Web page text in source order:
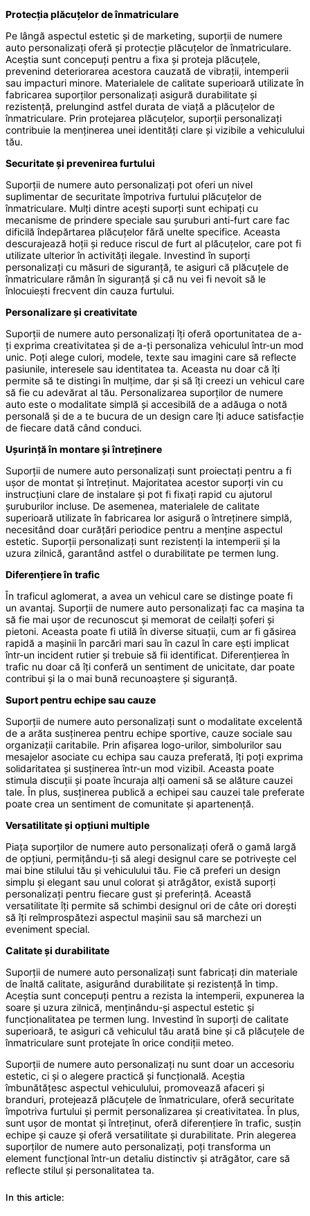
Protecția plăcuțelor de înmatriculare
Pe lângă aspectul estetic și de marketing, suporții de numere
auto personalizați oferă și protecție plăcuțelor de înmatriculare.
Aceștia sunt concepuți pentru a fixa și proteja plăcuțele,
prevenind deteriorarea acestora cauzată de vibrații, intemperii
sau impacturi minore. Materialele de calitate superioară utilizate în
fabricarea suporților personalizați asigură durabilitate și
rezistență, prelungind astfel durata de viață a plăcuțelor de
înmatriculare. Prin protejarea plăcuțelor, suporții personalizați
contribuie la menținerea unei identități clare și vizibile a vehiculului
tău.
Securitate și prevenirea furtului
Suporții de numere auto personalizați pot oferi un nivel
suplimentar de securitate împotriva furtului plăcuțelor de
înmatriculare. Mulți dintre acești suporți sunt echipați cu
mecanisme de prindere speciale sau șuruburi anti-furt care fac
dificilă îndepărtarea plăcuțelor fără unelte specifice. Aceasta
descurajează hoții și reduce riscul de furt al plăcuțelor, care pot fi
utilizate ulterior în activități ilegale. Investind în suporți
personalizați cu măsuri de siguranță, te asiguri că plăcuțele de
înmatriculare rămân în siguranță și că nu vei fi nevoit să le
înlocuiești frecvent din cauza furtului.
Personalizare și creativitate
Suporții de numere auto personalizați îți oferă oportunitatea de a-
ți exprima creativitatea și de a-ți personaliza vehiculul într-un mod
unic. Poți alege culori, modele, texte sau imagini care să reflecte
pasiunile, interesele sau identitatea ta. Aceasta nu doar că îți
permite să te distingi în mulțime, dar și să îți creezi un vehicul care
să fie cu adevărat al tău. Personalizarea suporților de numere
auto este o modalitate simplă și accesibilă de a adăuga o notă
personală și de a te bucura de un design care îți aduce satisfacție
de fiecare dată când conduci.
Ușurință în montare și întreținere
Suporții de numere auto personalizați sunt proiectați pentru a fi
ușor de montat și întreținut. Majoritatea acestor suporți vin cu
instrucțiuni clare de instalare și pot fi fixați rapid cu ajutorul
șuruburilor incluse. De asemenea, materialele de calitate
superioară utilizate în fabricarea lor asigură o întreținere simplă,
necesitând doar curățări periodice pentru a menține aspectul
estetic. Suporții personalizați sunt rezistenți la intemperii și la
uzura zilnică, garantând astfel o durabilitate pe termen lung.
Diferențiere în trafic
În traficul aglomerat, a avea un vehicul care se distinge poate fi
un avantaj. Suporții de numere auto personalizați fac ca mașina ta
să fie mai ușor de recunoscut și memorat de ceilalți șoferi și
pietoni. Aceasta poate fi utilă în diverse situații, cum ar fi găsirea
rapidă a mașinii în parcări mari sau în cazul în care ești implicat
într-un incident rutier și trebuie să fii identificat. Diferențierea în
trafic nu doar că îți conferă un sentiment de unicitate, dar poate
contribui și la o mai bună recunoaștere și siguranță.
Suport pentru echipe sau cauze
Suporții de numere auto personalizați sunt o modalitate excelentă
de a arăta susținerea pentru echipe sportive, cauze sociale sau
organizații caritabile. Prin afișarea logo-urilor, simbolurilor sau
mesajelor asociate cu echipa sau cauza preferată, îți poți exprima
solidaritatea și susținerea într-un mod vizibil. Aceasta poate
stimula discuții și poate încuraja alți oameni să se alăture cauzei
tale. În plus, susținerea publică a echipei sau cauzei tale preferate
poate crea un sentiment de comunitate și apartenență.
Versatilitate și opțiuni multiple
Piața suporților de numere auto personalizați oferă o gamă largă
de opțiuni, permițându-ți să alegi designul care se potrivește cel
mai bine stilului tău și vehiculului tău. Fie că preferi un design
simplu și elegant sau unul colorat și atrăgător, există suporți
personalizați pentru fiecare gust și preferință. Această
versatilitate îți permite să schimbi designul ori de câte ori dorești
să îți reîmprospătezi aspectul mașinii sau să marchezi un
eveniment special.
Calitate și durabilitate
Suporții de numere auto personalizați sunt fabricați din materiale
de înaltă calitate, asigurând durabilitate și rezistență în timp.
Aceștia sunt concepuți pentru a rezista la intemperii, expunerea la
soare și uzura zilnică, menținându-și aspectul estetic și
funcționalitatea pe termen lung. Investind în suporți de calitate
superioară, te asiguri că vehiculul tău arată bine și că plăcuțele de
înmatriculare sunt protejate în orice condiții meteo.
Suporții de numere auto personalizați nu sunt doar un accesoriu
estetic, ci și o alegere practică și funcțională. Aceștia
îmbunătățesc aspectul vehiculului, promovează afaceri și
branduri, protejează plăcuțele de înmatriculare, oferă securitate
împotriva furtului și permit personalizarea și creativitatea. În plus,
sunt ușor de montat și întreținut, oferă diferențiere în trafic, susțin
echipe și cauze și oferă versatilitate și durabilitate. Prin alegerea
suporților de numere auto personalizați, poți transforma un
element funcțional într-un detaliu distinctiv și atrăgător, care să
reflecte stilul și personalitatea ta.
In this article: